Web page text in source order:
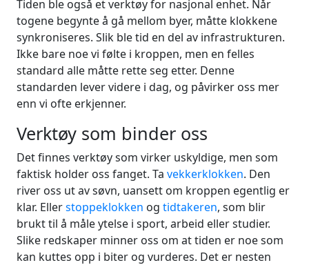
Tiden ble også et verktøy for nasjonal enhet. Når
togene begynte å gå mellom byer, måtte klokkene
synkroniseres. Slik ble tid en del av infrastrukturen.
Ikke bare noe vi følte i kroppen, men en felles
standard alle måtte rette seg etter. Denne
standarden lever videre i dag, og påvirker oss mer
enn vi ofte erkjenner.
Verktøy som binder oss
Det finnes verktøy som virker uskyldige, men som
faktisk holder oss fanget. Ta vekkerklokken. Den
river oss ut av søvn, uansett om kroppen egentlig er
klar. Ellerstoppeklokken og tidtakeren, som blir
brukt til å måle ytelse i sport, arbeid eller studier.
Slike redskaper minner oss om at tiden er noe som
kan kuttes opp i biter og vurderes. Det er nesten